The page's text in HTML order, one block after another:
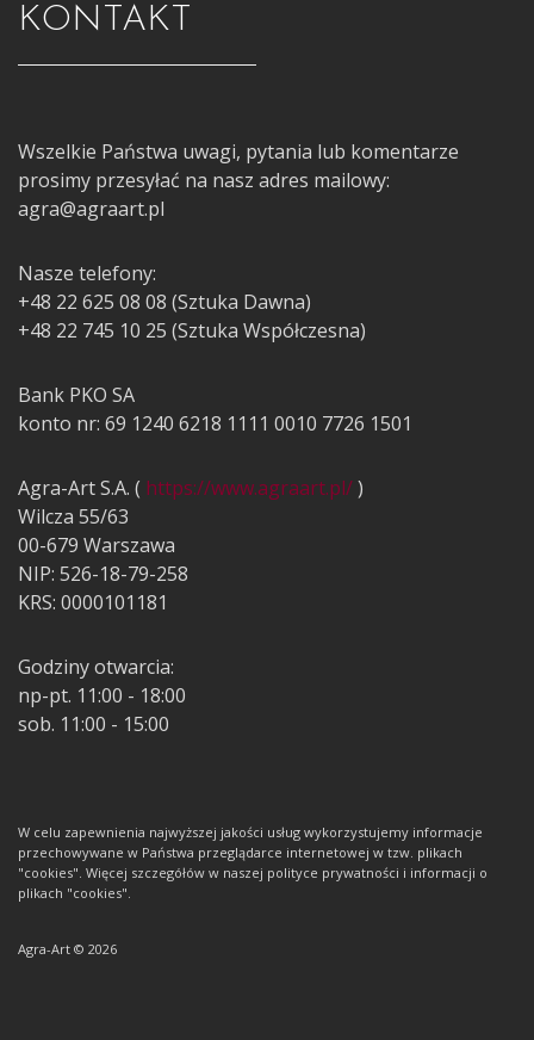
KONTAKT
Wszelkie Państwa uwagi, pytania lub komentarze
prosimy przesyłać na nasz adres mailowy:
agra@agraart.pl
Nasze telefony:
+48 22 625 08 08 (Sztuka Dawna)
+48 22 745 10 25 (Sztuka Współczesna)
Bank PKO SA
konto nr: 69 1240 6218 1111 0010 7726 1501
Agra-Art S.A. ( https://www.agraart.pl/)
Wilcza 55/63
00-679 Warszawa
NIP: 526-18-79-258
KRS: 0000101181
Godziny otwarcia:
np-pt. 11:00 - 18:00
sob. 11:00 - 15:00
W celu zapewnienia najwyższej jakości usług wykorzystujemy informacje
przechowywane w Państwa przeglądarce internetowej w tzw. plikach
"cookies". Więcej szczegółów w naszej polityce prywatności i informacji o
plikach "cookies".
Agra-Art © 2026